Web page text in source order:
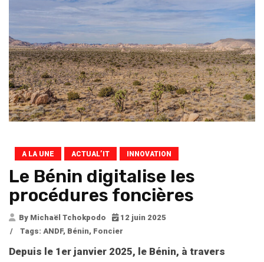
A LA UNE ACTUAL’IT INNOVATION
Le Bénin digitalise les
procédures foncières
By Michaël Tchokpodo
12 juin 2025
/
Tags: ANDF, Bénin, Foncier
Depuis le 1er janvier 2025, le Bénin, à travers